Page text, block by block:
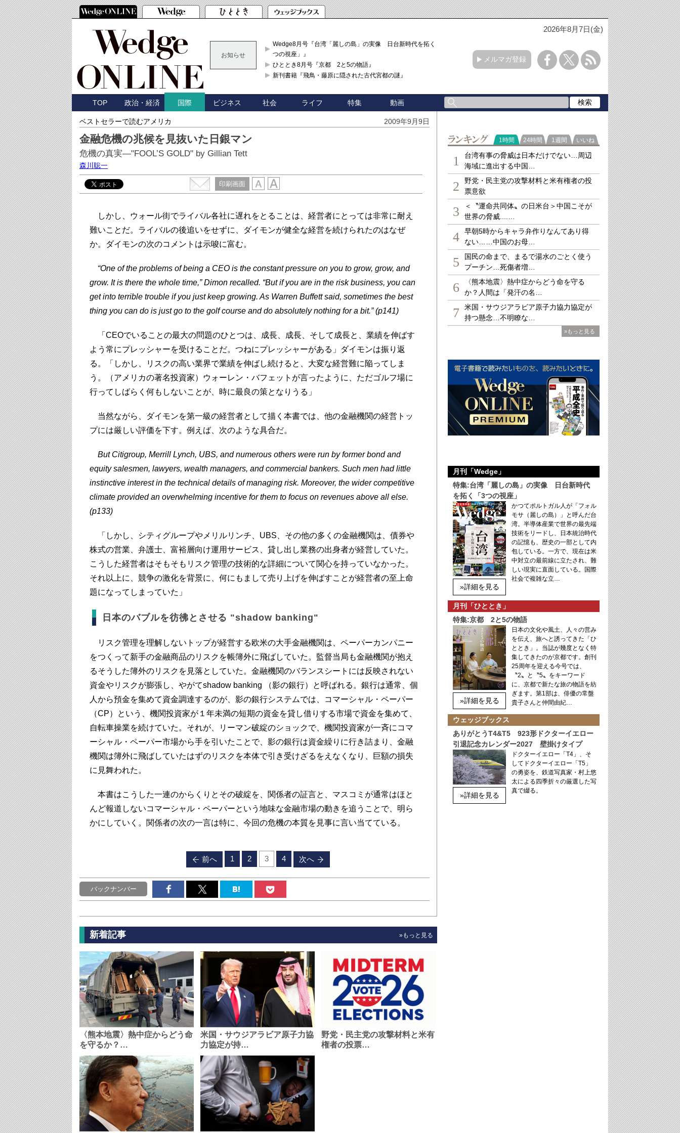
2026年8月7日(金)
お知らせ
Wedge8月号『台湾「麗しの島」の実像 日台新時代を拓く「3
つの視座」』
ひととき8月号『京都 2と5の物語』
新刊書籍『飛鳥・藤原に隠された古代宮都の謎』
メルマガ登録
TOP 政治・経済 国際 ビジネス 社会 ライフ 特集 動画
ベストセラーで読むアメリカ 2009年9月9日
金融危機の兆候を見抜いた日銀マン
危機の真実―"FOOL’S GOLD" by Gillian Tett
森川聡一
印刷画面
しかし、ウォール街でライバル各社に遅れをとることは、経営者にとっては非常に耐え
難いことだ。ライバルの後追いをせずに、ダイモンが健全な経営を続けられたのはなぜ
か。ダイモンの次のコメントは示唆に富む。
“One of the problems of being a CEO is the constant pressure on you to grow, grow, and
grow. It is there the whole time,” Dimon recalled. “But if you are in the risk business, you can
get into terrible trouble if you just keep growing. As Warren Buffett said, sometimes the best
thing you can do is just go to the golf course and do absolutely nothing for a bit.” (p141)
「CEOでいることの最大の問題のひとつは、成長、成長、そして成長と、業績を伸ばす
よう常にプレッシャーを受けることだ。つねにプレッシャーがある」ダイモンは振り返
る。「しかし、リスクの高い業界で業績を伸ばし続けると、大変な経営難に陥ってしま
う。（アメリカの著名投資家）ウォーレン・バフェットが言ったように、ただゴルフ場に
行ってしばらく何もしないことが、時に最良の策となりうる」
当然ながら、ダイモンを第一級の経営者として描く本書では、他の金融機関の経営トッ
プには厳しい評価を下す。例えば、次のような具合だ。
But Citigroup, Merrill Lynch, UBS, and numerous others were run by former bond and
equity salesmen, lawyers, wealth managers, and commercial bankers. Such men had little
instinctive interest in the technical details of managing risk. Moreover, the wider competitive
climate provided an overwhelming incentive for them to focus on revenues above all else.
(p133)
「しかし、シティグループやメリルリンチ、UBS、その他の多くの金融機関は、債券や
株式の営業、弁護士、富裕層向け運用サービス、貸し出し業務の出身者が経営していた。
こうした経営者はそもそもリスク管理の技術的な詳細について関心を持っていなかった。
それ以上に、競争の激化を背景に、何にもまして売り上げを伸ばすことが経営者の至上命
題になってしまっていた」
日本のバブルを彷彿とさせる "shadow banking"
リスク管理を理解しないトップが経営する欧米の大手金融機関は、ペーパーカンパニー
をつくって新手の金融商品のリスクを帳簿外に飛ばしていた。監督当局も金融機関が抱え
るそうした簿外のリスクを見落としていた。金融機関のバランスシートには反映されない
資金やリスクが膨張し、やがてshadow banking （影の銀行）と呼ばれる。銀行は通常、個
人から預金を集めて資金調達するのが、影の銀行システムでは、コマーシャル・ペーパー
（CP）という、機関投資家が１年未満の短期の資金を貸し借りする市場で資金を集めて、
自転車操業を続けていた。それが、リーマン破綻のショックで、機関投資家が一斉にコマ
ーシャル・ペーパー市場から手を引いたことで、影の銀行は資金繰りに行き詰まり、金融
機関は簿外に飛ばしていたはずのリスクを本体で引き受けざるをえなくなり、巨額の損失
に見舞われた。
本書はこうした一連のからくりとその破綻を、関係者の証言と、マスコミが通常はほと
んど報道しないコマーシャル・ペーパーという地味な金融市場の動きを追うことで、明ら
かにしていく。関係者の次の一言は特に、今回の危機の本質を見事に言い当てている。
前へ 1 2 3 4 次へ
バックナンバー
新着記事 »もっと見る
〈熊本地震〉熱中症からどう命
を守るか？…
米国・サウジアラビア原子力協
力協定が持…
野党・民主党の攻撃材料と米有
権者の投票…
ランキング
1時間 24時間 1週間 いいね
1
台湾有事の脅威は日本だけでない…周辺
海域に進出する中国…
2
野党・民主党の攻撃材料と米有権者の投
票意欲
3
＜〝運命共同体〟の日米台＞中国こそが
世界の脅威....…
4
早朝5時からキャラ弁作りなんてあり得
ない……中国のお母…
5
国民の命まで、まるで湯水のごとく使う
プーチン…死傷者増…
6
〈熊本地震〉熱中症からどう命を守る
か？人間は「発汗の名…
7
米国・サウジアラビア原子力協力協定が
持つ懸念…不明瞭な…
»もっと見る
月刊「Wedge」
特集:台湾「麗しの島」の実像 日台新時代
を拓く「3つの視座」
»詳細を見る
かつてポルトガル人が「フォル
モサ（麗しの島）」と呼んだ台
湾。半導体産業で世界の最先端
技術をリードし、日本統治時代
の記憶も、歴史の一部として内
包している。一方で、現在は米
中対立の最前線に立たされ、難
しい現実に直面している。国際
社会で複雑な立…
月刊「ひととき」
特集:京都 2と5の物語
»詳細を見る
日本の文化や風土、人々の営み
を伝え、旅へと誘ってきた「ひ
ととき」。当誌が幾度となく特
集してきたのが京都です。創刊
25周年を迎える今号では、
〝2〟と〝5〟をキーワード
に、京都で新たな旅の物語を紡
ぎます。第1部は、俳優の常盤
貴子さんと仲間由紀…
ウェッジブックス
ありがとうT4&T5 923形ドクターイエロー
引退記念カレンダー2027 壁掛けタイプ
»詳細を見る
ドクターイエロー「T4」、そ
してドクターイエロー「T5」
の勇姿を、鉄道写真家・村上悠
太による四季折々の厳選した写
真で綴る。